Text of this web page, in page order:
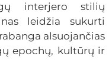
interjero stilių
leidžia sukurti
alsuojančias
epochų, kultūrų ir